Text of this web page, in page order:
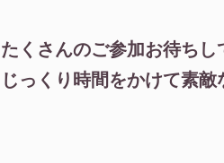
たくさんのご参加お待ちし
じっくり時間をかけて素